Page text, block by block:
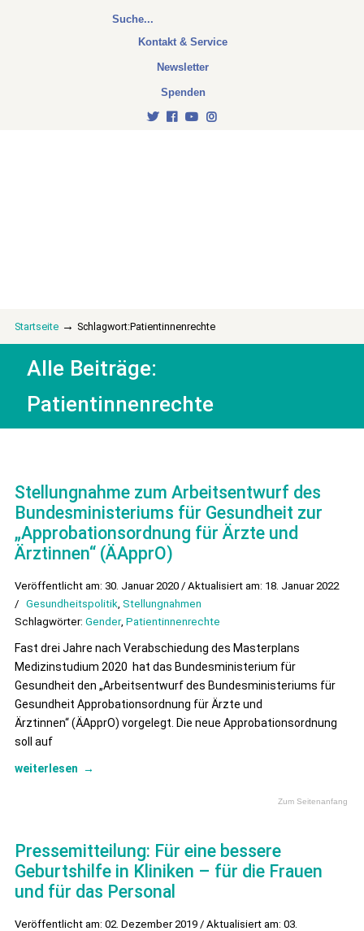
Kontakt & Service
Newsletter
Spenden
Startseite → Schlagwort:Patientinnenrechte
Alle Beiträge:
Patientinnenrechte
Stellungnahme zum Arbeitsentwurf des
Bundesministeriums für Gesundheit zur
„Approbationsordnung für Ärzte und
Ärztinnen“ (ÄApprO)
Veröffentlicht am: 30. Januar 2020 / Aktualisiert am: 18. Januar 2022
/ Gesundheitspolitik, Stellungnahmen
Schlagwörter: Gender, Patientinnenrechte
Fast drei Jahre nach Verabschiedung des Masterplans
Medizinstudium 2020 hat das Bundesministerium für
Gesundheit den „Arbeitsentwurf des Bundesministeriums für
Gesundheit Approbationsordnung für Ärzte und
Ärztinnen“ (ÄApprO) vorgelegt. Die neue Approbationsordnung
soll auf
weiterlesen →
Zum Seitenanfang
Pressemitteilung: Für eine bessere
Geburtshilfe in Kliniken – für die Frauen
und für das Personal
Veröffentlicht am: 02. Dezember 2019 / Aktualisiert am: 03.